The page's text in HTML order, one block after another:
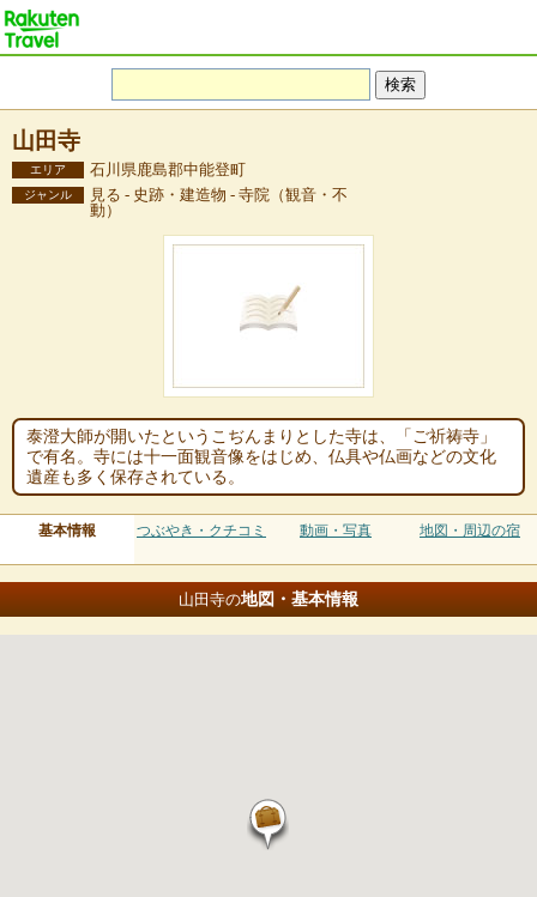
山田寺
エリア 石川県鹿島郡中能登町
ジャンル
見る - 史跡・建造物 - 寺院（観音・不
動）
泰澄大師が開いたというこぢんまりとした寺は、「ご祈祷寺」
で有名。寺には十一面観音像をはじめ、仏具や仏画などの文化
遺産も多く保存されている。
基本情報 つぶやき・クチコミ 動画・写真 地図・周辺の宿
山田寺の地図・基本情報